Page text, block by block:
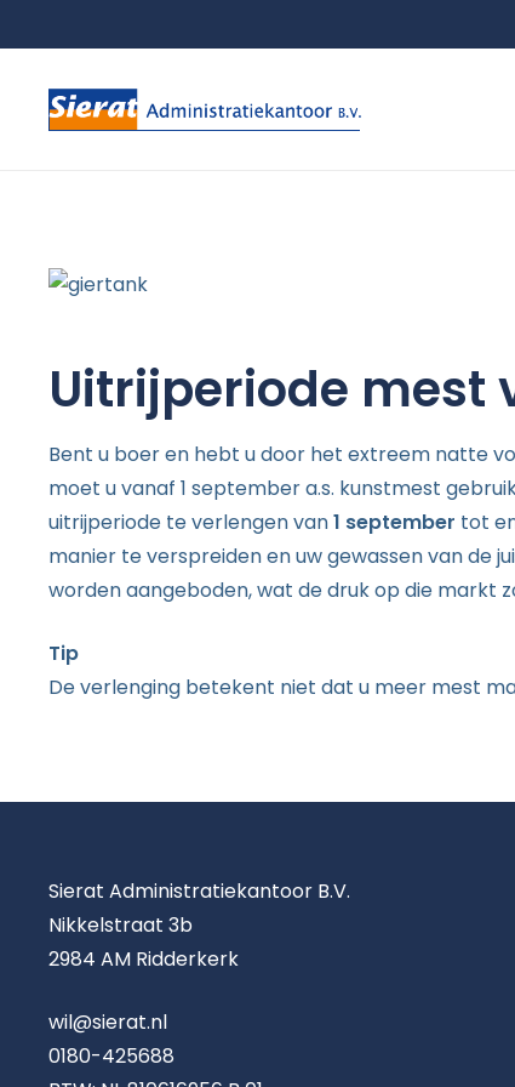
Uitrijperiode mest
Bent u boer en hebt u door het extreem natte
moet u vanaf 1 september a.s. kunstmest
uitrijperiode te verlengen van1 september tot
manier te verspreiden en uw gewassen van de
worden aangeboden, wat de druk op die markt
Tip
De verlenging betekent niet dat u meer mest
Sierat Administratiekantoor B.V.
Nikkelstraat 3b
2984 AM Ridderkerk
wil@sierat.nl
0180-425688